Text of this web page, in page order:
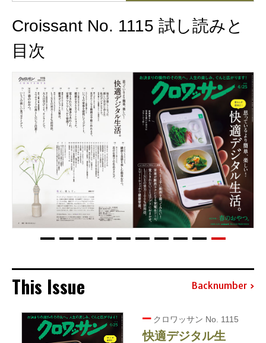
Croissant No. 1115 試し読みと
目次
This Issue Backnumber
クロワッサン No. 1115
快適デジタル生